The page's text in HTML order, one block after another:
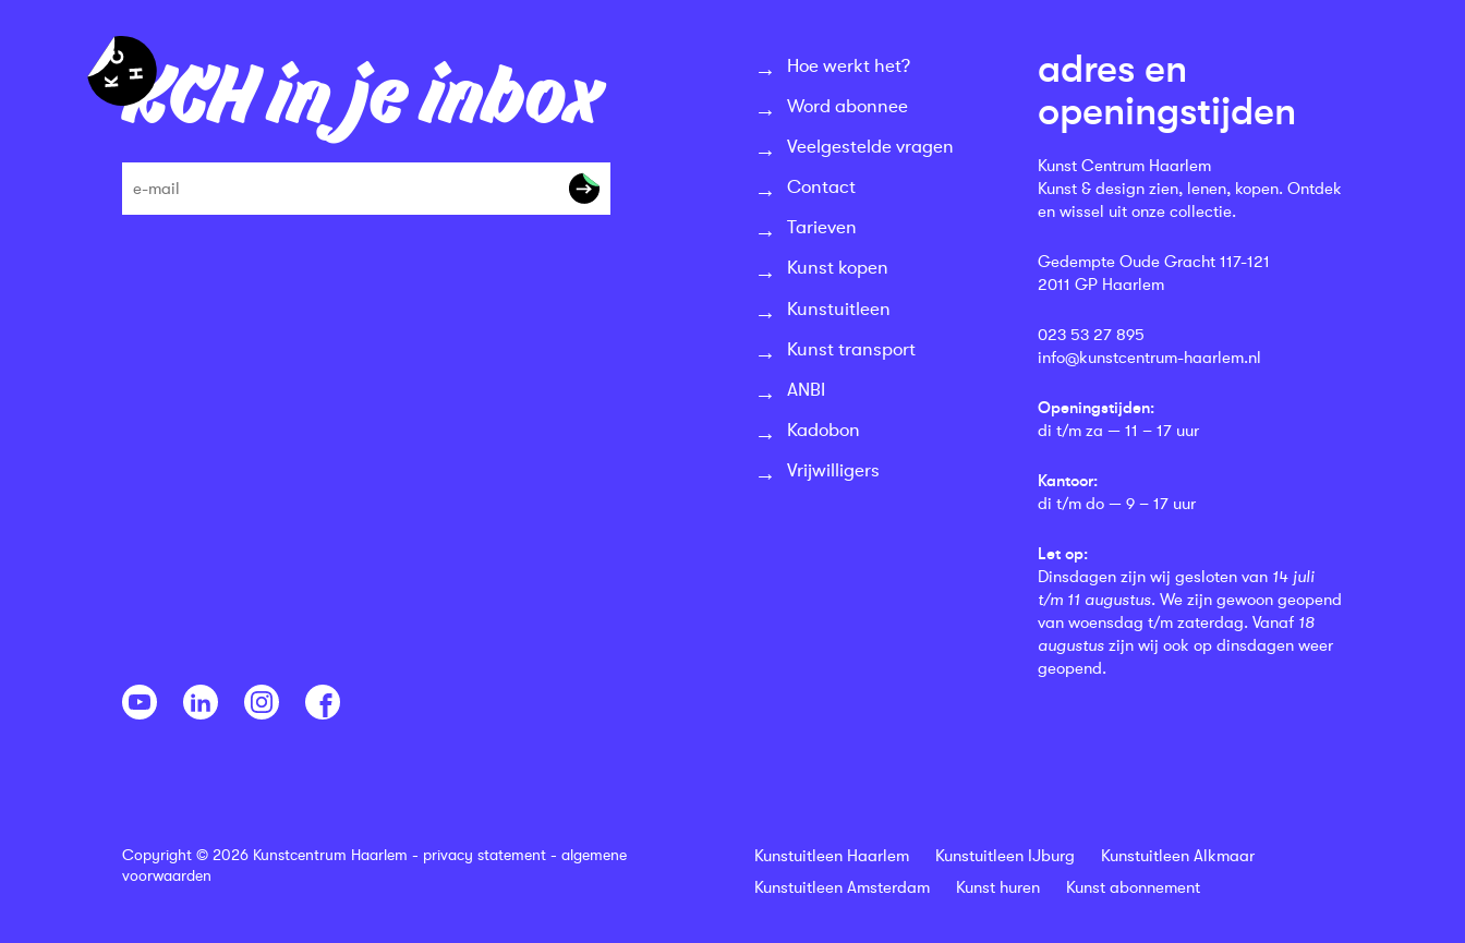
KCH in je inbox
Hoe werkt het?
Word abonnee
Veelgestelde vragen
Contact
Tarieven
Kunst kopen
Kunstuitleen
Kunst transport
ANBI
Kadobon
Vrijwilligers
adres en
openingstijden
Kunst Centrum Haarlem
Kunst & design zien, lenen, kopen. Ontdek
en wissel uit onze collectie.
Gedempte Oude Gracht 117-121
2011 GP Haarlem
023 53 27 895
info@kunstcentrum-haarlem.nl
Openingstijden:
di t/m za — 11 – 17 uur
Kantoor:
di t/m do — 9 – 17 uur
Let op:
Dinsdagen zijn wij gesloten van 14 juli
t/m 11 augustus. We zijn gewoon geopend
van woensdag t/m zaterdag. Vanaf 18
augustus zijn wij ook op dinsdagen weer
geopend.
Copyright © 2026 Kunstcentrum Haarlem - privacy statement - algemene
voorwaarden
Kunstuitleen Haarlem Kunstuitleen IJburg
Kunstuitleen Alkmaar
Kunstuitleen Amsterdam
Kunst huren Kunst abonnement